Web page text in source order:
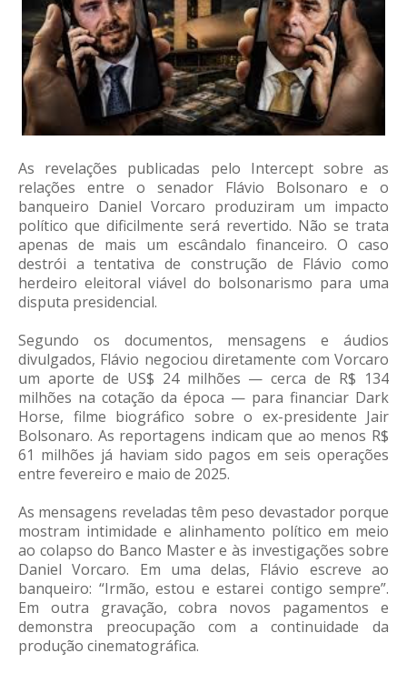
As revelações publicadas pelo Intercept sobre as
relações entre o senador Flávio Bolsonaro e o
banqueiro Daniel Vorcaro produziram um impacto
político que dificilmente será revertido. Não se trata
apenas de mais um escândalo financeiro. O caso
destrói a tentativa de construção de Flávio como
herdeiro eleitoral viável do bolsonarismo para uma
disputa presidencial.
Segundo os documentos, mensagens e áudios
divulgados, Flávio negociou diretamente com Vorcaro
um aporte de US$ 24 milhões — cerca de R$ 134
milhões na cotação da época — para financiar Dark
Horse, filme biográfico sobre o ex-presidente Jair
Bolsonaro. As reportagens indicam que ao menos R$
61 milhões já haviam sido pagos em seis operações
entre fevereiro e maio de 2025.
As mensagens reveladas têm peso devastador porque
mostram intimidade e alinhamento político em meio
ao colapso do Banco Master e às investigações sobre
Daniel Vorcaro. Em uma delas, Flávio escreve ao
banqueiro: “Irmão, estou e estarei contigo sempre”.
Em outra gravação, cobra novos pagamentos e
demonstra preocupação com a continuidade da
produção cinematográfica.